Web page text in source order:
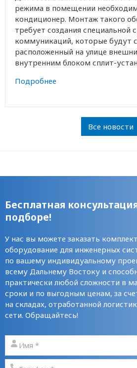
режима в помещении
кондиционер. Монтаж такого
требует создания специальной
коммуникаций, которые будут
расположенный на улице
внутренним блоком сплит-
Подробнее
Все новости
Бесплатная
подборе!
У нас вы можете заказать
оборудование для инженерных
по вашему индивидуальному
всему Дальнему Востоку и
практически любой сложности в
сроки и по выгодным ценам, за
на складах, отработанной
сети. Обращайтесь!